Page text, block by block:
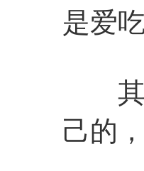
是爱
其实
己的